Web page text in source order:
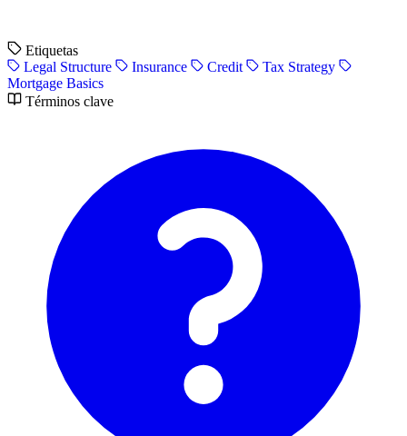
Etiquetas
Legal Structure
Insurance Credit
Tax Strategy
Mortgage Basics
Términos clave